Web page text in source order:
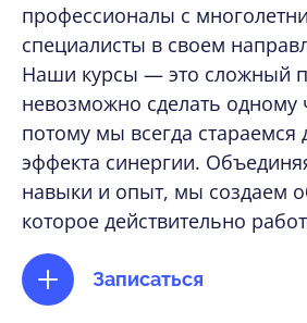
профессионалы с
специалисты в своем
Наши курсы — это сложный
невозможно сделать одному
потому мы всегда стараемся
эффекта синергии.
навыки и опыт, мы создаем
которое действительно
Записаться